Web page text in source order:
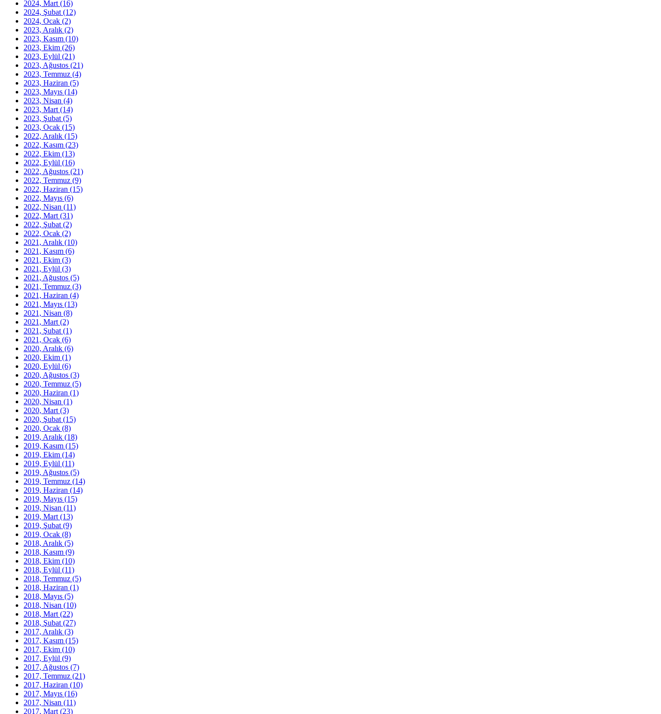
2024, Mart (16)
2024, Şubat (12)
2024, Ocak (2)
2023, Aralık (2)
2023, Kasım (10)
2023, Ekim (26)
2023, Eylül (21)
2023, Ağustos (21)
2023, Temmuz (4)
2023, Haziran (5)
2023, Mayıs (14)
2023, Nisan (4)
2023, Mart (14)
2023, Şubat (5)
2023, Ocak (15)
2022, Aralık (15)
2022, Kasım (23)
2022, Ekim (13)
2022, Eylül (16)
2022, Ağustos (21)
2022, Temmuz (9)
2022, Haziran (15)
2022, Mayıs (6)
2022, Nisan (11)
2022, Mart (31)
2022, Şubat (2)
2022, Ocak (2)
2021, Aralık (10)
2021, Kasım (6)
2021, Ekim (3)
2021, Eylül (3)
2021, Ağustos (5)
2021, Temmuz (3)
2021, Haziran (4)
2021, Mayıs (13)
2021, Nisan (8)
2021, Mart (2)
2021, Şubat (1)
2021, Ocak (6)
2020, Aralık (6)
2020, Ekim (1)
2020, Eylül (6)
2020, Ağustos (3)
2020, Temmuz (5)
2020, Haziran (1)
2020, Nisan (1)
2020, Mart (3)
2020, Şubat (15)
2020, Ocak (8)
2019, Aralık (18)
2019, Kasım (15)
2019, Ekim (14)
2019, Eylül (11)
2019, Ağustos (5)
2019, Temmuz (14)
2019, Haziran (14)
2019, Mayıs (15)
2019, Nisan (11)
2019, Mart (13)
2019, Şubat (9)
2019, Ocak (8)
2018, Aralık (5)
2018, Kasım (9)
2018, Ekim (10)
2018, Eylül (11)
2018, Temmuz (5)
2018, Haziran (1)
2018, Mayıs (5)
2018, Nisan (10)
2018, Mart (22)
2018, Şubat (27)
2017, Aralık (3)
2017, Kasım (15)
2017, Ekim (10)
2017, Eylül (9)
2017, Ağustos (7)
2017, Temmuz (21)
2017, Haziran (10)
2017, Mayıs (16)
2017, Nisan (11)
2017, Mart (23)